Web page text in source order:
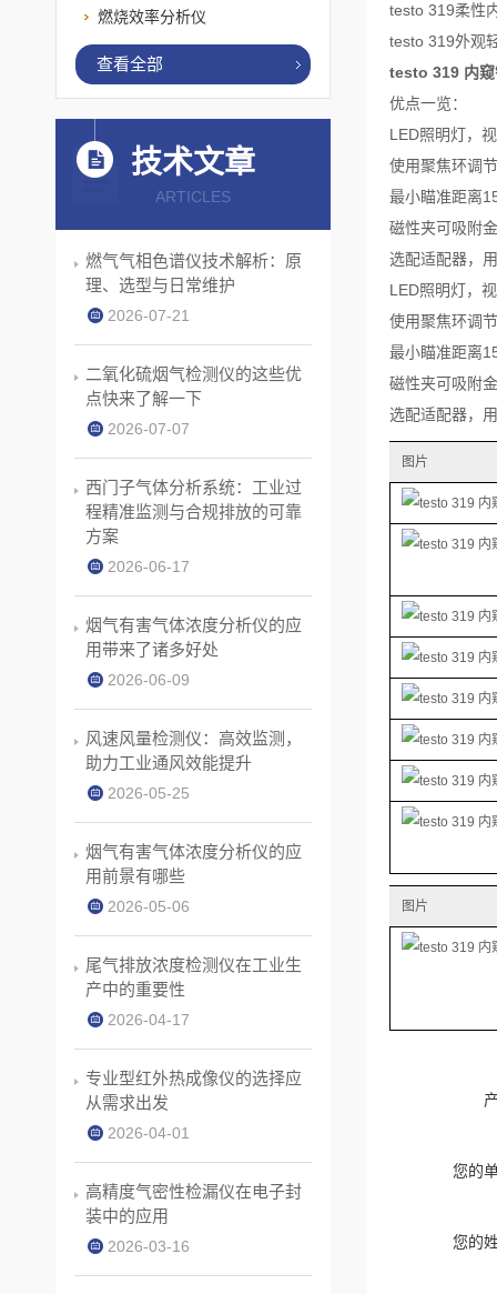
testo 319柔性
testo 319外观
testo 319 内窥
优点一览：
LED照明灯，
使用聚焦环调
最小瞄准距离
磁性夹可吸附
选配适配器，
LED照明灯，
使用聚焦环调
最小瞄准距离
磁性夹可吸附
选配适配器，
图片
图片
您的
您的
燃烧效率分析仪
查看全部
技术文章
ARTICLES
燃气气相色谱仪技术解析：原
理、选型与日常维护
2026-07-21
二氧化硫烟气检测仪的这些优
点快来了解一下
2026-07-07
西门子气体分析系统：工业过
程精准监测与合规排放的可靠
方案
2026-06-17
烟气有害气体浓度分析仪的应
用带来了诸多好处
2026-06-09
风速风量检测仪：高效监测，
助力工业通风效能提升
2026-05-25
烟气有害气体浓度分析仪的应
用前景有哪些
2026-05-06
尾气排放浓度检测仪在工业生
产中的重要性
2026-04-17
专业型红外热成像仪的选择应
从需求出发
2026-04-01
高精度气密性检漏仪在电子封
装中的应用
2026-03-16